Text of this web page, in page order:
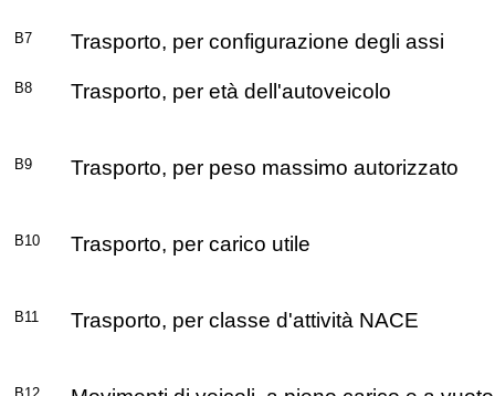
B7 Trasporto, per configurazione degli assi
B8 Trasporto, per età dell'autoveicolo
B9 Trasporto, per peso massimo autorizzato
B10 Trasporto, per carico utile
B11 Trasporto, per classe d'attività NACE